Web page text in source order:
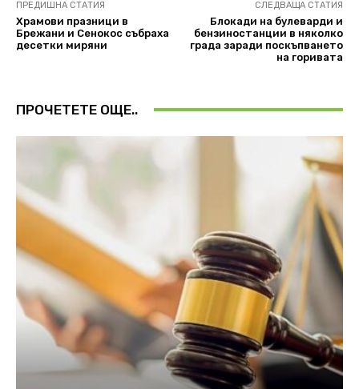
ПРЕДИШНА СТАТИЯ
Храмови празници в
Брежани и Сенокос събраха
десетки миряни
СЛЕДВАЩА СТАТИЯ
Блокади на булеварди и
бензиностанции в няколко
града заради поскъпването
на горивата
ПРОЧЕТЕТЕ ОЩЕ..